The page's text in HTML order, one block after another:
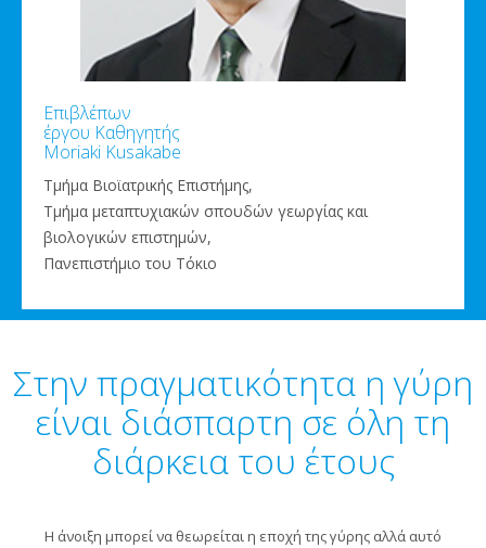
Επιβλέπων
έργου Καθηγητής
Moriaki Kusakabe
Τμήμα Βιοϊατρικής Επιστήμης,
Τμήμα μεταπτυχιακών σπουδών γεωργίας και
βιολογικών επιστημών,
Πανεπιστήμιο του Τόκιο
Στην πραγματικότητα η γύρη
είναι διάσπαρτη σε όλη τη
διάρκεια του έτους
Η άνοιξη μπορεί να θεωρείται η εποχή της γύρης αλλά αυτό